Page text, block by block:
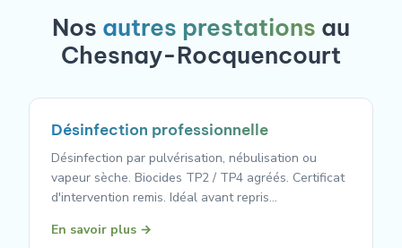
Nos autres prestations au
Chesnay-Rocquencourt
Désinfection professionnelle
Désinfection par pulvérisation, nébulisation ou
vapeur sèche. Biocides TP2 / TP4 agréés. Certificat
d'intervention remis. Idéal avant repris…
En savoir plus →